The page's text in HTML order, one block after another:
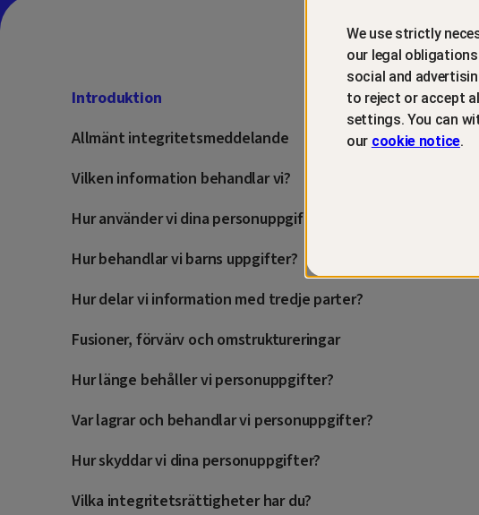
Introduktion
Allmänt integritetsmeddelande
Vilken information behandlar vi?
Hur använder vi dina personuppgifter?
Hur behandlar vi barns uppgifter?
Hur delar vi information med tredje parter?
Fusioner, förvärv och omstruktureringar
Hur länge behåller vi personuppgifter?
Var lagrar och behandlar vi personuppgifter?
Hur skyddar vi dina personuppgifter?
Vilka integritetsrättigheter har du?
We use strictly
our legal
social and
to reject or accept
settings. You can
our cookie notice.